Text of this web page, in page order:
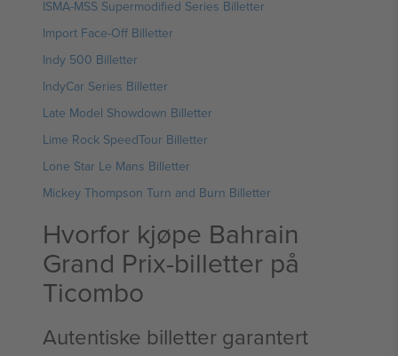
ISMA-MSS Supermodified Series Billetter
Import Face-Off Billetter
Indy 500 Billetter
IndyCar Series Billetter
Late Model Showdown Billetter
Lime Rock SpeedTour Billetter
Lone Star Le Mans Billetter
Mickey Thompson Turn and Burn Billetter
Hvorfor kjøpe Bahrain
Grand Prix-billetter på
Ticombo
Autentiske billetter garantert